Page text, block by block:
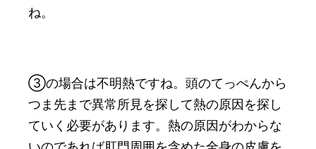
ね。
③の場合は不明熱ですね。頭のてっぺんから
つま先まで異常所見を探して熱の原因を探し
ていく必要があります。熱の原因がわからな